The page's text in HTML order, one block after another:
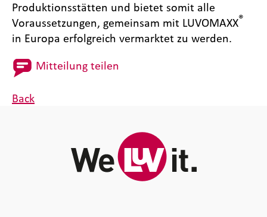
Produktionsstätten und bietet somit alle
Voraussetzungen, gemeinsam mit LUVOMAXX®
in Europa erfolgreich vermarktet zu werden.
Mitteilung teilen
Back